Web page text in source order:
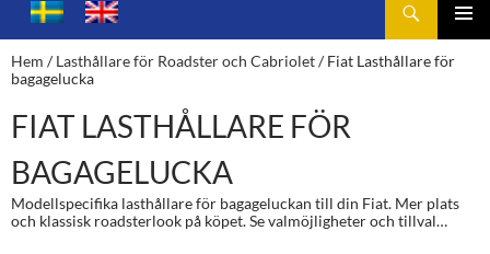
Toplift.se – för körning under bar himmel
MENY
HOPPA
TILL
INNEHÅLL
Hem /Lasthållare för Roadster och Cabriolet/ Fiat Lasthållare för
bagagelucka
FIAT LASTHÅLLARE FÖR
BAGAGELUCKA
Modellspecifika lasthållare för bagageluckan till din Fiat. Mer plats
och klassisk roadsterlook på köpet. Se valmöjligheter och tillval…